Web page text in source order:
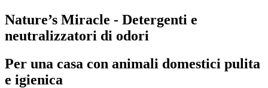
Nature’s Miracle - Detergenti e
neutralizzatori di odori
Per una casa con animali domestici pulita
e igienica